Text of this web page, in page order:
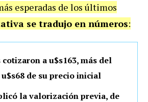
esperadas de los últimos
se tradujo en números:
cotizaron a u$s163, más del
de su precio inicial
la valorización previa, de